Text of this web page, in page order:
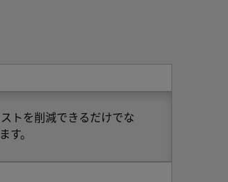
トを削減できるだけでな
す。